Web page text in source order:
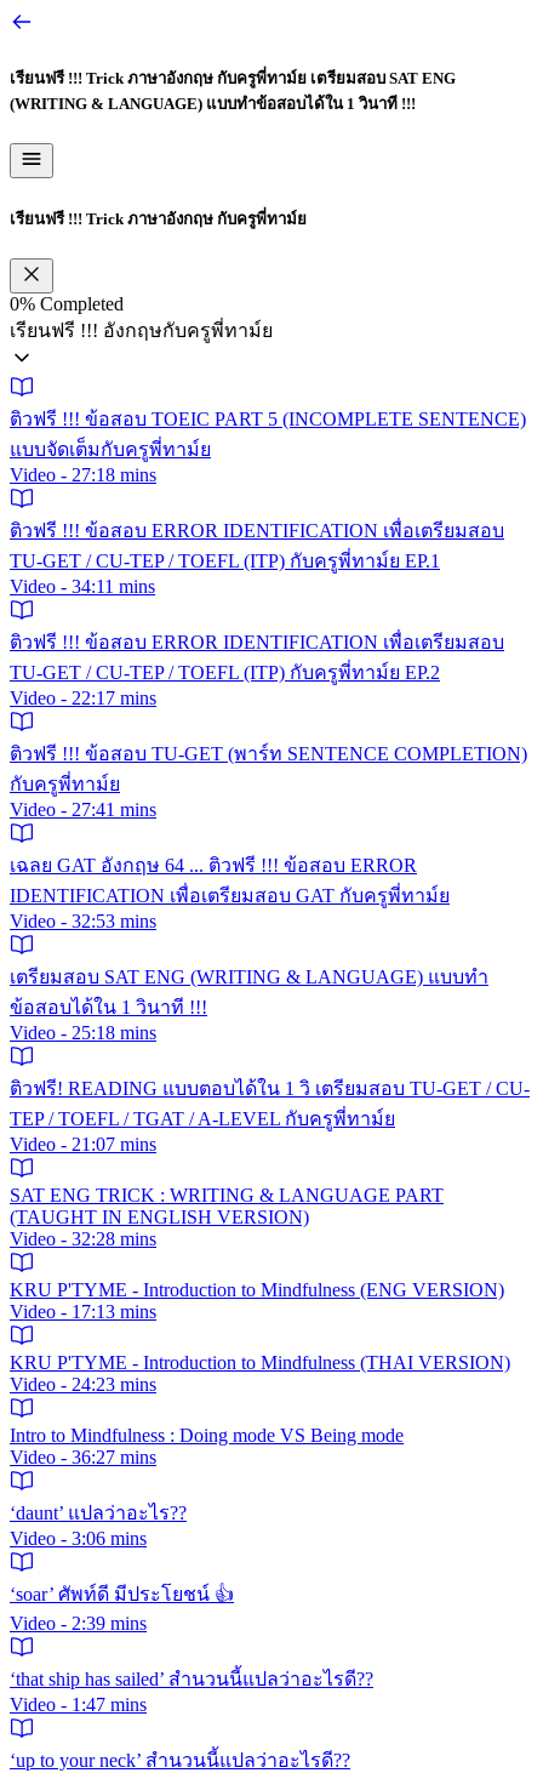
เรียนฟรี !!! Trick ภาษาอังกฤษ กับครูพี่ทาม์ย เตรียมสอบ SAT ENG
(WRITING & LANGUAGE) แบบทำข้อสอบได้ใน 1 วินาที !!!
เรียนฟรี !!! Trick ภาษาอังกฤษ กับครูพี่ทาม์ย
0% Completed
เรียนฟรี !!! อังกฤษกับครูพี่ทาม์ย
ติวฟรี !!! ข้อสอบ TOEIC PART 5 (INCOMPLETE SENTENCE)
แบบจัดเต็มกับครูพี่ทาม์ย
Video - 27:18 mins
ติวฟรี !!! ข้อสอบ ERROR IDENTIFICATION เพื่อเตรียมสอบ
TU-GET / CU-TEP / TOEFL (ITP) กับครูพี่ทาม์ย EP.1
Video - 34:11 mins
ติวฟรี !!! ข้อสอบ ERROR IDENTIFICATION เพื่อเตรียมสอบ
TU-GET / CU-TEP / TOEFL (ITP) กับครูพี่ทาม์ย EP.2
Video - 22:17 mins
ติวฟรี !!! ข้อสอบ TU-GET (พาร์ท SENTENCE COMPLETION)
กับครูพี่ทาม์ย
Video - 27:41 mins
เฉลย GAT อังกฤษ 64 ... ติวฟรี !!! ข้อสอบ ERROR
IDENTIFICATION เพื่อเตรียมสอบ GAT กับครูพี่ทาม์ย
Video - 32:53 mins
เตรียมสอบ SAT ENG (WRITING & LANGUAGE) แบบทำ
ข้อสอบได้ใน 1 วินาที !!!
Video - 25:18 mins
ติวฟรี! READING แบบตอบได้ใน 1 วิ เตรียมสอบ TU-GET / CU-
TEP / TOEFL / TGAT / A-LEVEL กับครูพี่ทาม์ย
Video - 21:07 mins
SAT ENG TRICK : WRITING & LANGUAGE PART
(TAUGHT IN ENGLISH VERSION)
Video - 32:28 mins
KRU P'TYME - Introduction to Mindfulness (ENG VERSION)
Video - 17:13 mins
KRU P'TYME - Introduction to Mindfulness (THAI VERSION)
Video - 24:23 mins
Intro to Mindfulness : Doing mode VS Being mode
Video - 36:27 mins
‘daunt’ แปลว่าอะไร??
Video - 3:06 mins
‘soar’ ศัพท์ดี มีประโยชน์ 👍
Video - 2:39 mins
‘that ship has sailed’ สำนวนนี้แปลว่าอะไรดี??
Video - 1:47 mins
‘up to your neck’ สำนวนนี้แปลว่าอะไรดี??